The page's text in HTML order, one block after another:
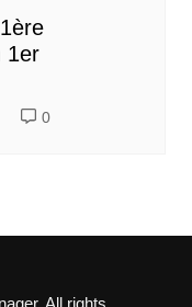
1er
0
All rights